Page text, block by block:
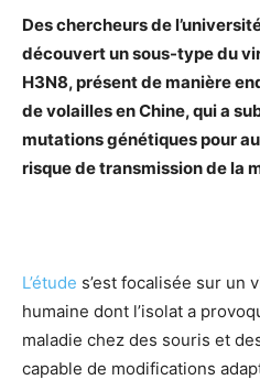
Des chercheurs de
découvert un sous-type du
H3N8, présent de manière
de volailles en Chine, qui a
mutations génétiques pour
risque de transmission de la
L’étude s’est focalisée sur un
humaine dont l’isolat a
maladie chez des souris et
capable de modifications